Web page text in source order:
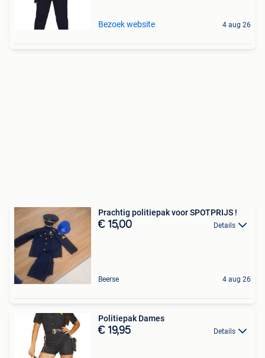
Bezoek website 4 aug 26
Prachtig politiepak voor SPOTPRIJS !
€ 15,00 Details
Beerse 4 aug 26
Politiepak Dames
€ 19,95 Details